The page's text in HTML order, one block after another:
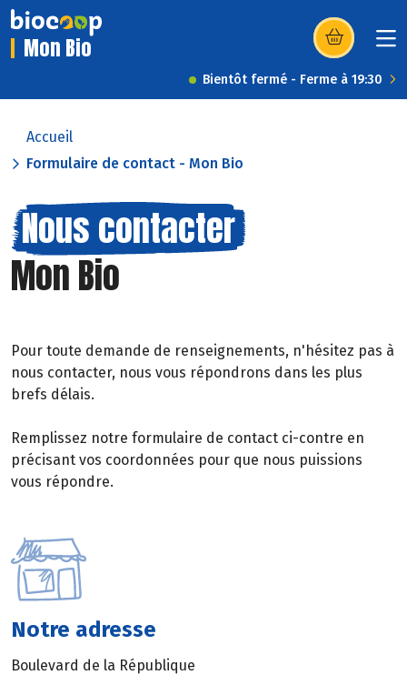
Mon Bio (s’ouvre dans
Bientôt fermé - Ferme à 19:30
Accueil
Formulaire de contact - Mon Bio
Nous contacter
Mon Bio
Pour toute demande de renseignements, n'hésitez pas à
nous contacter, nous vous répondrons dans les plus
brefs délais.
Remplissez notre formulaire de contact ci-contre en
précisant vos coordonnées pour que nous puissions
vous répondre.
Notre adresse
Boulevard de la République